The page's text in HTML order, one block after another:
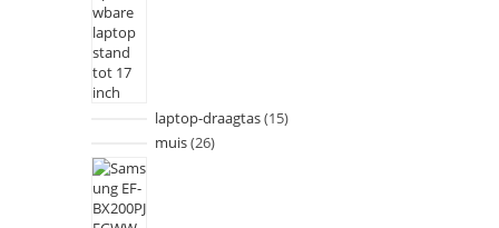
laptop-draagtas 15
muis 26